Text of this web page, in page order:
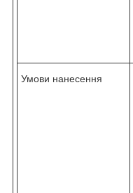
Умови нанесення